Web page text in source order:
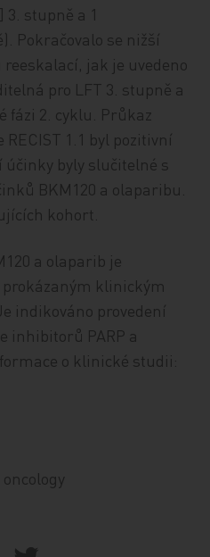
3. stupně a 1
Pokračovalo se nižší
jak je uvedeno
pro LFT 3. stupně a
fázi 2. cyklu. Průkaz
1.1 byl pozitivní
účinky byly slučitelné s
BKM120 a olaparibu.
kohort.
a olaparib je
klinickým
indikováno provedení
inhibitorů PARP a
o klinické studii: